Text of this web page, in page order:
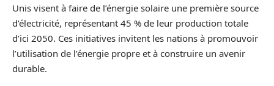
Unis visent à faire de l’énergie solaire une première source
d’électricité, représentant 45 % de leur production totale
d’ici 2050. Ces initiatives invitent les nations à promouvoir
l’utilisation de l’énergie propre et à construire un avenir
durable.